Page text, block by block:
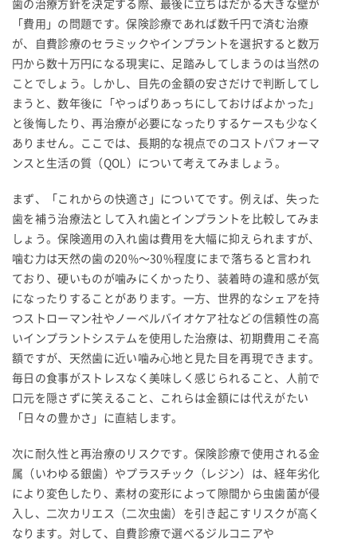
歯の治療方針を決定する際、最後に立ちはだかる大きな壁が
「費用」の問題です。保険診療であれば数千円で済む治療
が、自費診療のセラミックやインプラントを選択すると数万
円から数十万円になる現実に、足踏みしてしまうのは当然の
ことでしょう。しかし、目先の金額の安さだけで判断してし
まうと、数年後に「やっぱりあっちにしておけばよかった」
と後悔したり、再治療が必要になったりするケースも少なく
ありません。ここでは、長期的な視点でのコストパフォーマ
ンスと生活の質（QOL）について考えてみましょう。
まず、「これからの快適さ」についてです。例えば、失った
歯を補う治療法として入れ歯とインプラントを比較してみま
しょう。保険適用の入れ歯は費用を大幅に抑えられますが、
噛む力は天然の歯の20%〜30%程度にまで落ちると言われ
ており、硬いものが噛みにくかったり、装着時の違和感が気
になったりすることがあります。一方、世界的なシェアを持
つストローマン社やノーベルバイオケア社などの信頼性の高
いインプラントシステムを使用した治療は、初期費用こそ高
額ですが、天然歯に近い噛み心地と見た目を再現できます。
毎日の食事がストレスなく美味しく感じられること、人前で
口元を隠さずに笑えること、これらは金額には代えがたい
「日々の豊かさ」に直結します。
次に耐久性と再治療のリスクです。保険診療で使用される金
属（いわゆる銀歯）やプラスチック（レジン）は、経年劣化
により変色したり、素材の変形によって隙間から虫歯菌が侵
入し、二次カリエス（二次虫歯）を引き起こすリスクが高く
なります。対して、自費診療で選べるジルコニアや